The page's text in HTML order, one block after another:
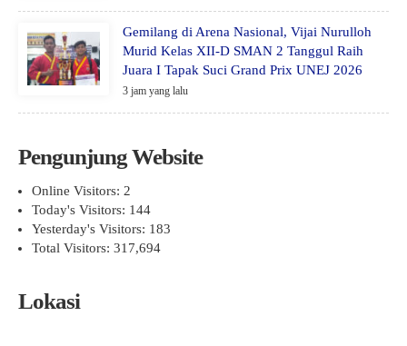
Gemilang di Arena Nasional, Vijai Nurulloh
Murid Kelas XII-D SMAN 2 Tanggul Raih
Juara I Tapak Suci Grand Prix UNEJ 2026
3 jam yang lalu
Pengunjung Website
Online Visitors: 2
Today's Visitors: 144
Yesterday's Visitors: 183
Total Visitors: 317,694
Lokasi